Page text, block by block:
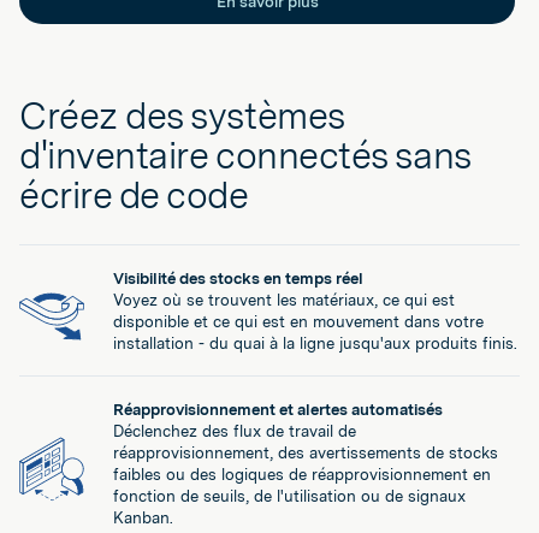
Créez des systèmes
d'inventaire connectés sans
écrire de code
Visibilité des stocks en temps réel
Voyez où se trouvent les matériaux, ce qui est
disponible et ce qui est en mouvement dans votre
installation - du quai à la ligne jusqu'aux produits finis.
Réapprovisionnement et alertes automatisés
Déclenchez des flux de travail de
réapprovisionnement, des avertissements de stocks
faibles ou des logiques de réapprovisionnement en
fonction de seuils, de l'utilisation ou de signaux
Kanban.